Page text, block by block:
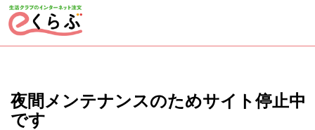
ページの先頭です。
夜間メンテナンスのためサイト停止中
です